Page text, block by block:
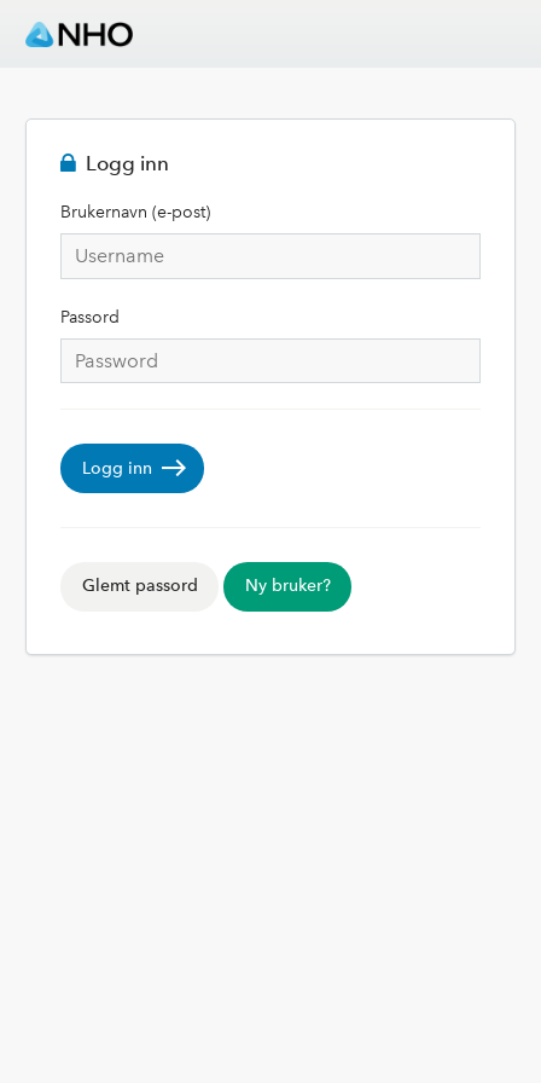
Logg inn
Brukernavn (e-post)
Passord
Logg inn
Glemt passord Ny bruker?